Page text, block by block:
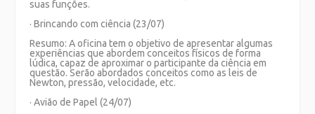
suas funções.
· Brincando com ciência (23/07)
Resumo: A oficina tem o objetivo de apresentar algumas
experiências que abordem conceitos físicos de forma
lúdica, capaz de aproximar o participante da ciência em
questão. Serão abordados conceitos como as leis de
Newton, pressão, velocidade, etc.
· Avião de Papel (24/07)